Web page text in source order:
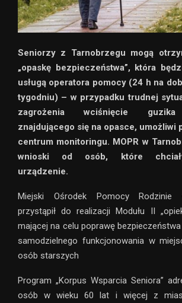
Seniorzy z Tarnobrzegu mogą
„opaskę bezpieczeństwa”, która
usługą operatora pomocy (24 h na
tygodniu) – w przypadku trudnej
zagrożenia wciśnięcie guzika
znajdującego się na opasce, umożliwi
centrum monitoringu. MOPR w
wnioski od osób, które
urządzenie.
Miejski Ośrodek Pomocy Rodzinie
przystąpił do realizacji Modułu II
mającej na celu poprawę
samodzielnego funkcjonowania w
osób starszych
Program „Korpus Wsparcia Seniora”
osób w wieku 60 lat i więcej z